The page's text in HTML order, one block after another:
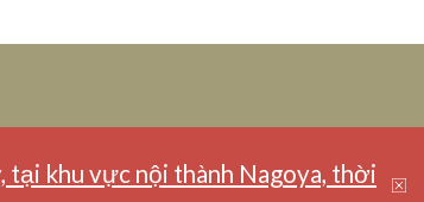
tại khu vực nội thành Nagoya, thời